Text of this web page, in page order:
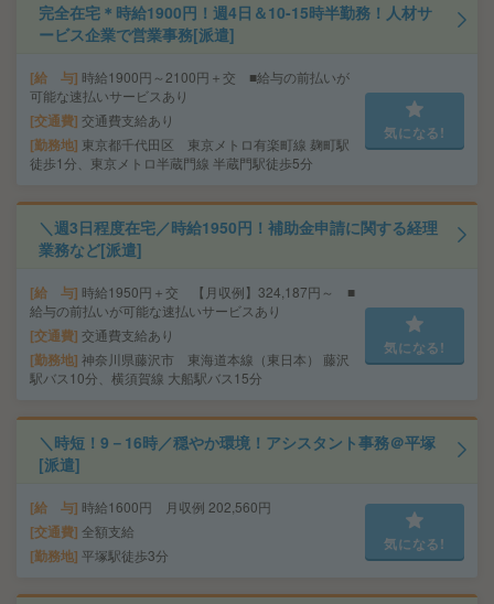
完全在宅＊時給1900円！週4日＆10-15時半勤務！人材サ
ービス企業で営業事務[派遣]
給 与 時給1900円～2100円＋交 ■給与の前払いが
可能な速払いサービスあり
交通費 交通費支給あり
勤務地 東京都千代田区 東京メトロ有楽町線 麹町駅
徒歩1分、東京メトロ半蔵門線 半蔵門駅徒歩5分
気になる!
＼週3日程度在宅／時給1950円！補助金申請に関する経理
業務など[派遣]
給 与 時給1950円＋交 【月収例】324,187円～ ■
給与の前払いが可能な速払いサービスあり
交通費 交通費支給あり
勤務地 神奈川県藤沢市 東海道本線（東日本） 藤沢
駅バス10分、横須賀線 大船駅バス15分
気になる!
＼時短！9－16時／穏やか環境！アシスタント事務＠平塚
[派遣]
給 与 時給1600円 月収例 202,560円
交通費 全額支給
勤務地 平塚駅徒歩3分
気になる!